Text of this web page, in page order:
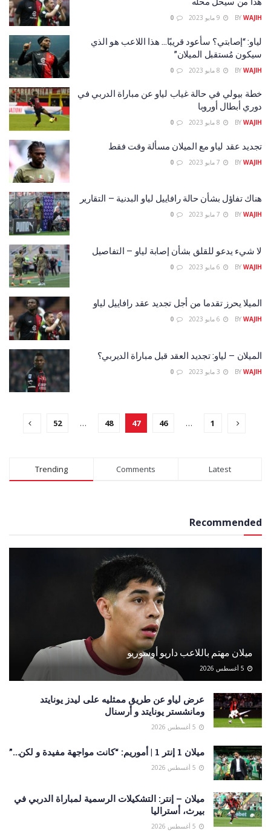
BY WAJIH
لياو: “إصابتي؟ سأعود قريبًا… هذا اللاعب هو الذي
سيكون مُستقبل الميلان”
BY WAJIH
خطة بيولي في حالة غياب لياو عن مباراة الدربي في
دوري أبطال أوروبا
BY WAJIH
تجديد عقد لياو مع الميلان مسألة وقت فقط
BY WAJIH
هناك تفاؤل بشأن حالة رافاييل لياو البدنية – التقارير
BY WAJIH
لا شيء يدعو للقلق بشأن إصابة لياو – التفاصيل
BY WAJIH
الميلا يحرز تقدما من أجل تجديد عقد رافاييل لياو
BY WAJIH
الميلان – لياو: تجديد العقد قبل مباراة الديربي؟
BY WAJIH
1
…
46
47
48
…
52
Trending Comments Latest
Recommended
ميلان مهتم باللاعب داريو أوسوريو
عرض لياو عن طريق ممثليه على ليدز يونايتد
ومانشستر يونايتد و أرسنال
ميلان 1 إنتر 1 | أموريم: “كانت مواجهة مفيدة و لكن…”
ميلان – إنتر: التشكيلات الرسمية لمباراة الدربي في
بيرث، أستراليا